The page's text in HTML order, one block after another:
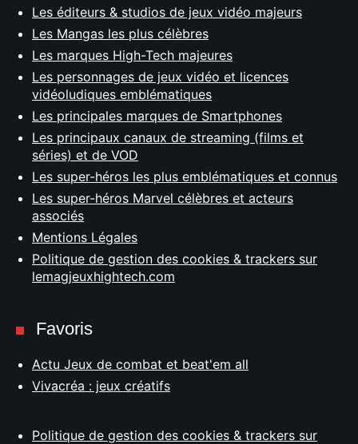
Les éditeurs & studios de jeux vidéo majeurs
Les Mangas les plus célèbres
Les marques High-Tech majeures
Les personnages de jeux vidéo et licences
vidéoludiques emblématiques
Les principales marques de Smartphones
Les principaux canaux de streaming (films et
séries) et de VOD
Les super-héros les plus emblématiques et connus
Les super-héros Marvel célèbres et acteurs
associés
Mentions Légales
Politique de gestion des cookies & trackers sur
lemagjeuxhightech.com
Favoris
Actu Jeux de combat et beat'em all
Vivacréa : jeux créatifs
Politique de gestion des cookies & trackers sur